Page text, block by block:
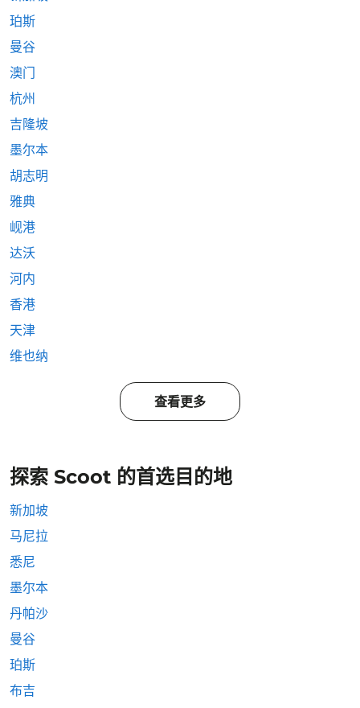
珀斯
曼谷
澳门
杭州
吉隆坡
墨尔本
胡志明
雅典
岘港
达沃
河内
香港
天津
维也纳
查看更多
探索 Scoot 的首选目的地
新加坡
马尼拉
悉尼
墨尔本
丹帕沙
曼谷
珀斯
布吉